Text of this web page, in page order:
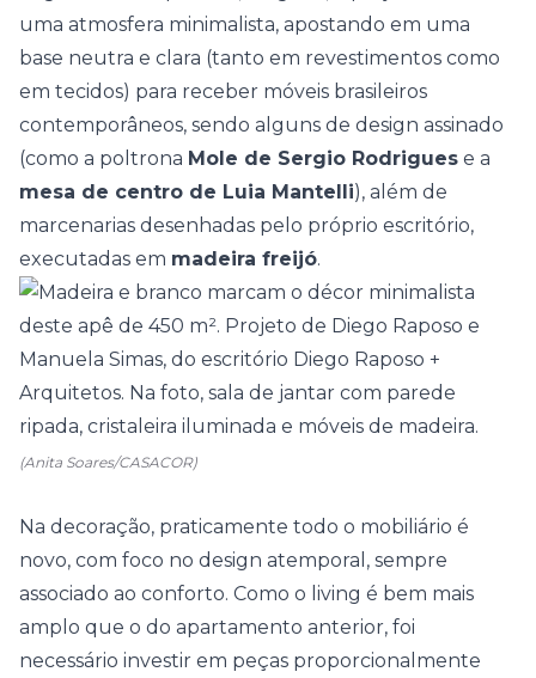
uma atmosfera minimalista, apostando em uma
base neutra e clara (tanto em revestimentos como
em tecidos) para receber móveis brasileiros
contemporâneos, sendo alguns de design assinado
(como a poltrona Mole de Sergio Rodrigues e a
mesa de centro de Luia Mantelli), além de
marcenarias desenhadas pelo próprio escritório,
executadas em madeira freijó.
(Anita Soares/CASACOR)
Na decoração, praticamente todo o mobiliário é
novo, com foco no design atemporal, sempre
associado ao conforto. Como o living é bem mais
amplo que o do apartamento anterior, foi
necessário investir em peças proporcionalmente